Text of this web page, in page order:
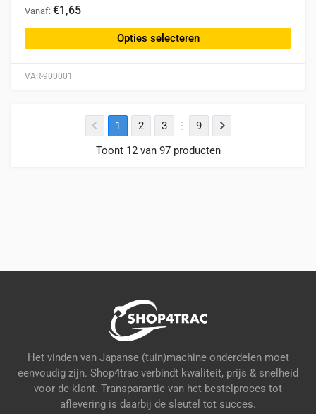
VAR-900001
Vanaf: €1,65
Opties selecteren
product
heeft
meerdere
Deze
1 2 3
9
Toont 12 van 97 producten
Het vinden van Japanse (tuin)machine onderdelen moet
eenvoudig zijn. Shop4trac verbindt kwaliteit, prijs & snelheid
voor de klant. Transparantie van het bestelproces tot
aflevering is daarbij de sleutel tot succes.